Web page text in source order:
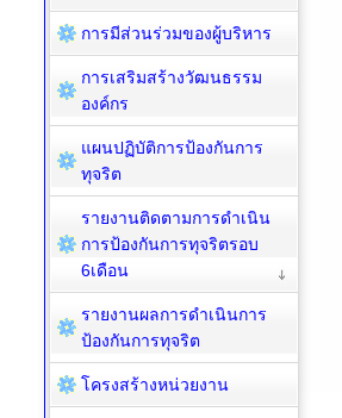
การมีส่วนร่วมของผู้บริหาร
การเสริมสร้างวัฒนธรรม
องค์กร
แผนปฏิบัติการป้องกันการ
ทุจริต
รายงานติดตามการดำเนิน
การป้องกันการทุจริตรอบ
6เดือน
รายงานผลการดำเนินการ
ป้องกันการทุจริต
โครงสร้างหน่วยงาน